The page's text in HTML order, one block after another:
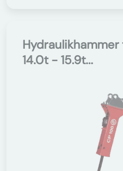
Hydraulikhammer
14.0t - 15.9t...